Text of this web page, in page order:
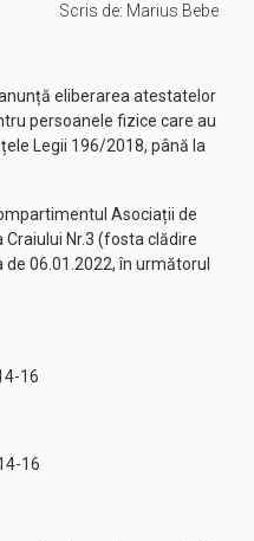
Scris de: Marius Bebe
eliberarea atestatelor
persoanele fizice care au
Legii 196/2018, până la
Asociații de
Craiului Nr.3 (fosta clădire
06.01.2022, în următorul
16
16